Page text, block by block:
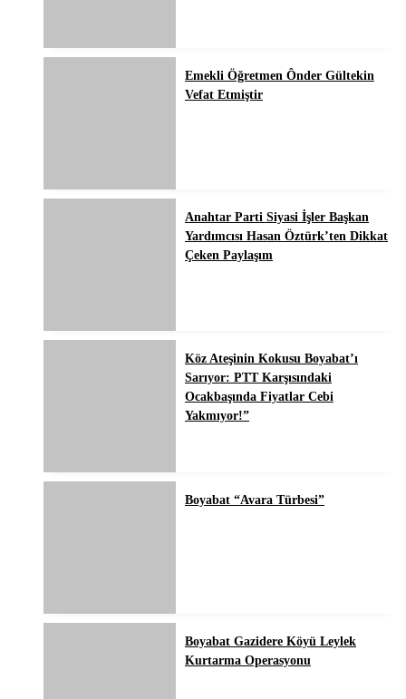
Emekli Öğretmen Ônder Gültekin
Vefat Etmiştir
Anahtar Parti Siyasi İşler Başkan
Yardımcısı Hasan Öztürk’ten Dikkat
Çeken Paylaşım
Köz Ateşinin Kokusu Boyabat’ı
Sarıyor: PTT Karşısındaki
Ocakbaşında Fiyatlar Cebi
Yakmıyor!”
Boyabat “Avara Türbesi”
Boyabat Gazidere Köyü Leylek
Kurtarma Operasyonu